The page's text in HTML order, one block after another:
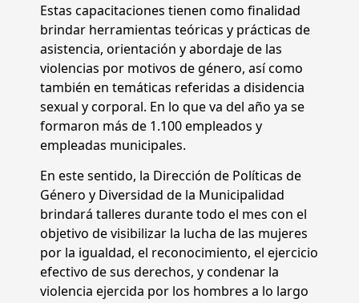
Estas capacitaciones tienen como finalidad
brindar herramientas teóricas y prácticas de
asistencia, orientación y abordaje de las
violencias por motivos de género, así como
también en temáticas referidas a disidencia
sexual y corporal. En lo que va del año ya se
formaron más de 1.100 empleados y
empleadas municipales.
En este sentido, la Dirección de Políticas de
Género y Diversidad de la Municipalidad
brindará talleres durante todo el mes con el
objetivo de visibilizar la lucha de las mujeres
por la igualdad, el reconocimiento, el ejercicio
efectivo de sus derechos, y condenar la
violencia ejercida por los hombres a lo largo